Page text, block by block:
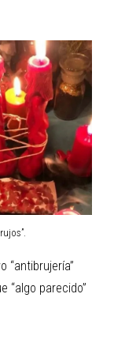
“antibrujería”
“algo parecido”